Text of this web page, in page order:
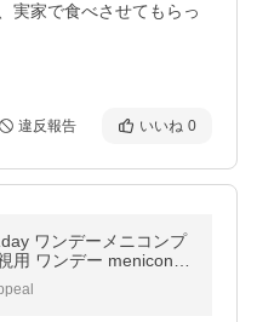
実家で食べさせてもらっ
違反報告 いいね 0
ワンデーメニコンプ
用 ワンデー menicon p
ト 送料無料 1日使い捨